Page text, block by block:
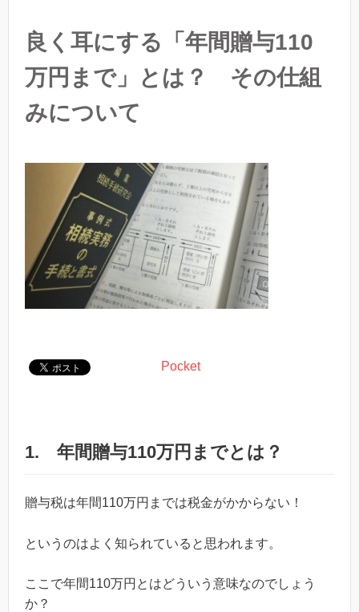
良く耳にする「年間贈与110
万円まで」とは？ その仕組
みについて
Pocket
1. 年間贈与110万円までとは？
贈与税は年間110万円までは税金がかからない！
というのはよく知られていると思われます。
ここで年間110万円とはどういう意味なのでしょう
か？